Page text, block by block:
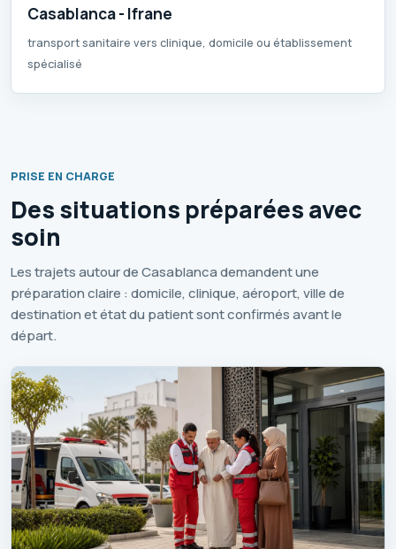
Casablanca - Ifrane
transport sanitaire vers clinique, domicile ou établissement
spécialisé
PRISE EN CHARGE
Des situations préparées avec
soin
Les trajets autour de Casablanca demandent une
préparation claire : domicile, clinique, aéroport, ville de
destination et état du patient sont confirmés avant le
départ.